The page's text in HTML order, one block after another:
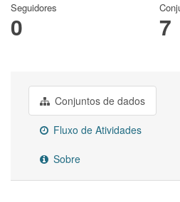
Seguidores
0 7
Conjuntos de dados
Fluxo de Atividades
Sobre